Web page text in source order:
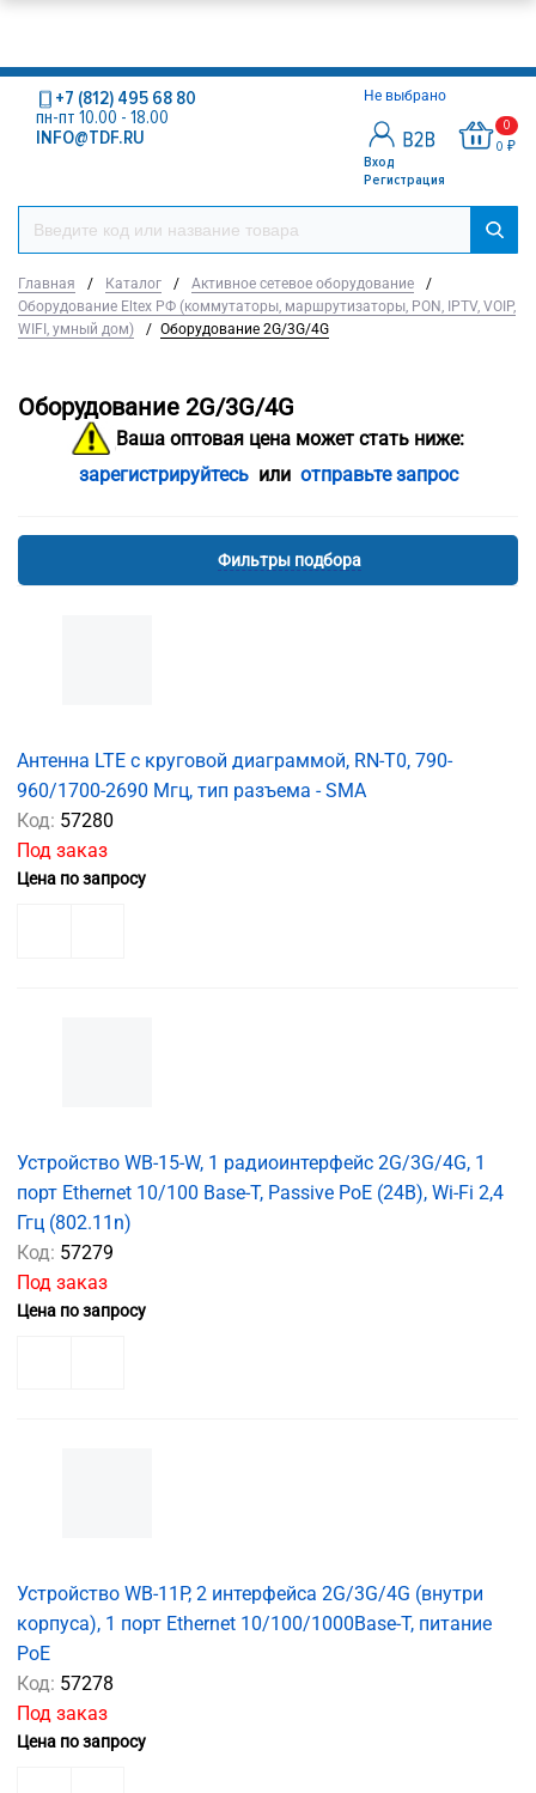
Не выбрано
Вход
Регистрация
0
0 ₽
+7 (812) 495 68 80
пн-пт 10.00 - 18.00
INFO@TDF.RU
Главная / Каталог / Активное сетевое оборудование
/
Оборудование Eltex РФ (коммутаторы, маршрутизаторы, PON, IPTV, VOIP,
WIFI, умный дом)
/ Оборудование 2G/3G/4G
Оборудование 2G/3G/4G
Ваша оптовая цена может стать ниже:
зарегистрируйтесьили отправьте запрос
Фильтры подбора
Антенна LTE с круговой диаграммой, RN-T0, 790-
960/1700-2690 Мгц, тип разъема - SMA
Код: 57280
Под заказ
Цена по запросу
Устройство WB-15-W, 1 радиоинтерфейс 2G/3G/4G, 1
порт Ethernet 10/100 Base-T, Passive PoE (24В), Wi-Fi 2,4
Ггц (802.11n)
Код: 57279
Под заказ
Цена по запросу
Устройство WB-11P, 2 интерфейса 2G/3G/4G (внутри
корпуса), 1 порт Ethernet 10/100/1000Base-T, питание
PoE
Код: 57278
Под заказ
Цена по запросу